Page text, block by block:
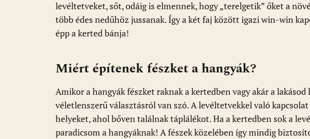
levéltetveket, sőt, odáig is elmennek, hogy „terelgetik” őket a
több édes nedűhöz jussanak. Így a két faj között igazi win-win
épp a kerted bánja!
Miért építenek fészket a hangyák?
Amikor a hangyák fészket raknak a kertedben vagy akár a lakásod
véletlenszerű választásról van szó. A levéltetvekkel való
helyeket, ahol bőven találnak táplálékot. Ha a kertedben sok a
paradicsom a hangyáknak! A fészek közelében így mindig